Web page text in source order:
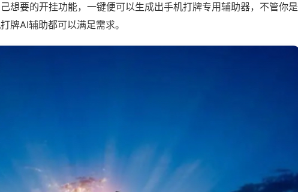
想要的开挂功能，一键便可以生成出手机打牌专用辅助器，不管你是
牌AI辅助都可以满足需求。